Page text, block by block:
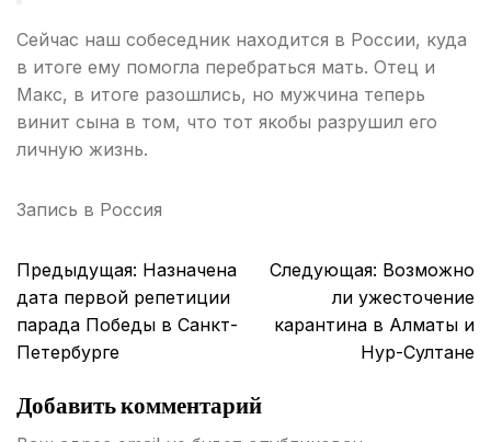
Сейчас наш собеседник находится в России, куда
в итоге ему помогла перебраться мать. Отец и
Макс, в итоге разошлись, но мужчина теперь
винит сына в том, что тот якобы разрушил его
личную жизнь.
Запись в Россия
Навигация
по
записям
Предыдущая: Назначена
дата первой репетиции
парада Победы в Санкт-
Петербурге
Следующая: Возможно
ли ужесточение
карантина в Алматы и
Нур-Султане
Добавить комментарий